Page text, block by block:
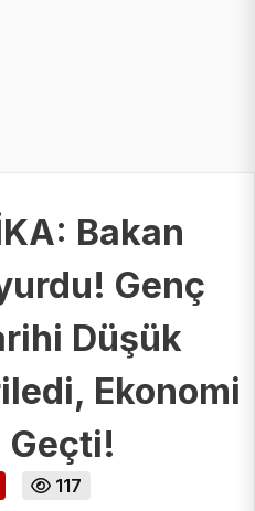
Bakan
Genç
Düşük
Ekonomi
Geçti!
117